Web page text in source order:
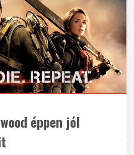
éppen jól